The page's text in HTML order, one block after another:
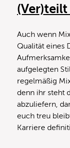
Auch wenn
Qualität eines
aufgelegten
regelmäßig
denn ihr steht
abzuliefern,
euch treu
Karriere